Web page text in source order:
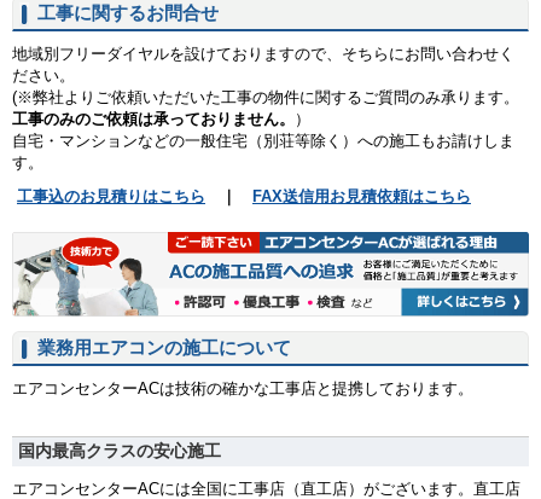
工事に関するお問合せ
地域別フリーダイヤルを設けておりますので、そちらにお問い合わせく
ださい。
(※弊社よりご依頼いただいた工事の物件に関するご質問のみ承ります。
工事のみのご依頼は承っておりません。
）
自宅・マンションなどの一般住宅（別荘等除く）への施工もお請けしま
す。
工事込のお見積りはこちら ｜ FAX送信用お見積依頼はこちら
業務用エアコンの施工について
エアコンセンターACは技術の確かな工事店と提携しております。
国内最高クラスの安心施工
エアコンセンターACには全国に工事店（直工店）がございます。直工店